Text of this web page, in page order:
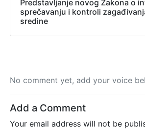
Predstavljanje novog Zakona o
sprečavanju i kontroli
sredine
No comment yet, add your voice
Add a Comment
Your email address will not be